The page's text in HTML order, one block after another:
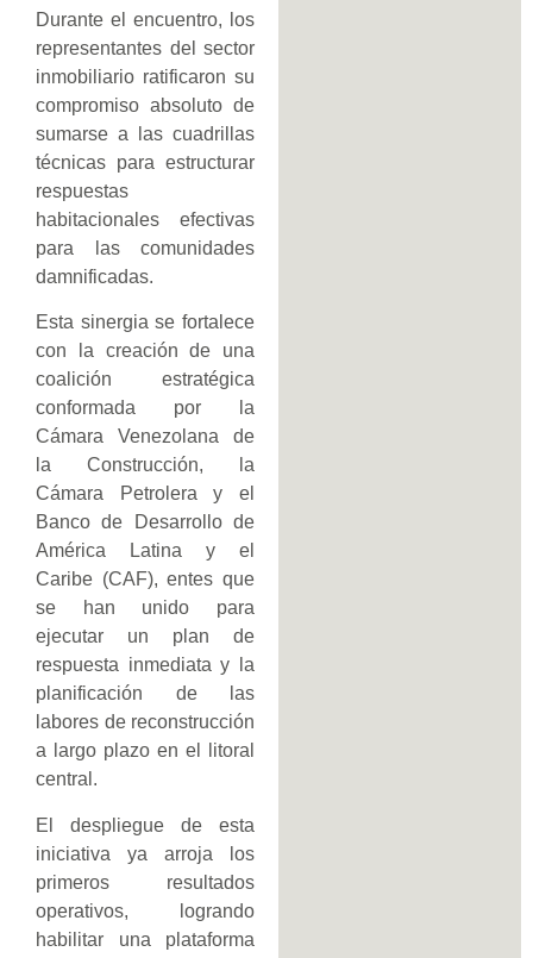
Durante el encuentro, los
representantes del sector
inmobiliario ratificaron su
compromiso absoluto de
sumarse a las cuadrillas
técnicas para estructurar
respuestas
habitacionales efectivas
para las comunidades
damnificadas.
Esta sinergia se fortalece
con la creación de una
coalición estratégica
conformada por la
Cámara Venezolana de
la Construcción, la
Cámara Petrolera y el
Banco de Desarrollo de
América Latina y el
Caribe (CAF), entes que
se han unido para
ejecutar un plan de
respuesta inmediata y la
planificación de las
labores de reconstrucción
a largo plazo en el litoral
central.
El despliegue de esta
iniciativa ya arroja los
primeros resultados
operativos, logrando
habilitar una plataforma